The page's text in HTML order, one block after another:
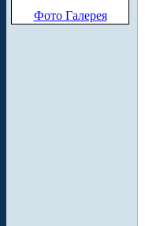
Фото Галерея